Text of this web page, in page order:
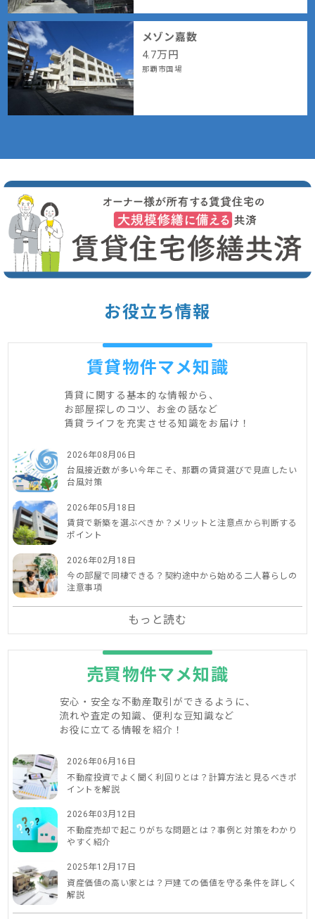
メゾン嘉数
4.7万円
那覇市国場
お役立ち情報
賃貸物件マメ知識
賃貸に関する基本的な情報から、
お部屋探しのコツ、お金の話など
賃貸ライフを充実させる知識をお届け！
2026年08月06日
台風接近数が多い今年こそ、那覇の賃貸選びで見直したい
台風対策
2026年05月18日
賃貸で新築を選ぶべきか？メリットと注意点から判断する
ポイント
2026年02月18日
今の部屋で同棲できる？契約途中から始める二人暮らしの
注意事項
もっと読む
売買物件マメ知識
安心・安全な不動産取引ができるように、
流れや査定の知識、便利な豆知識など
お役に立てる情報を紹介！
2026年06月16日
不動産投資でよく聞く利回りとは？計算方法と見るべきポ
イントを解説
2026年03月12日
不動産売却で起こりがちな問題とは？事例と対策をわかり
やすく紹介
2025年12月17日
資産価値の高い家とは？戸建ての価値を守る条件を詳しく
解説